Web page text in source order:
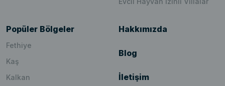
Popüler Bölgeler
Fethiye
Kaş
Kalkan
Hakkımızda
Blog
İletişim